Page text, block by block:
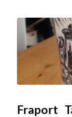
Fraport